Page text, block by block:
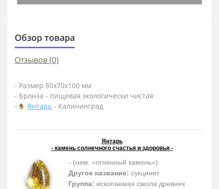
Обзор товара
Отзывов (0)
- Размер 50х70х100 мм
- Бронза - пищевая экологически чистая
-
Янтарь - Калининград
Янтарь
- камень солнечного счастья и здоровья -
- (нем. «огненный камень»)
Другое название: сукцинит
Группа: ископаемая смола древних